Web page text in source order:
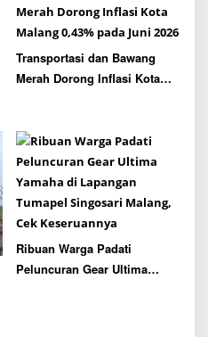
Transportasi dan Bawang
Merah Dorong Inflasi Kota
Ribuan Warga Padati
Peluncuran Gear Ultima